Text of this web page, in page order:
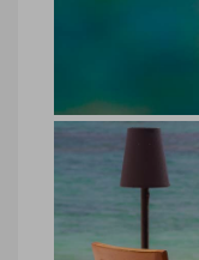
hôtel Belle
hôtel Belle
rhum